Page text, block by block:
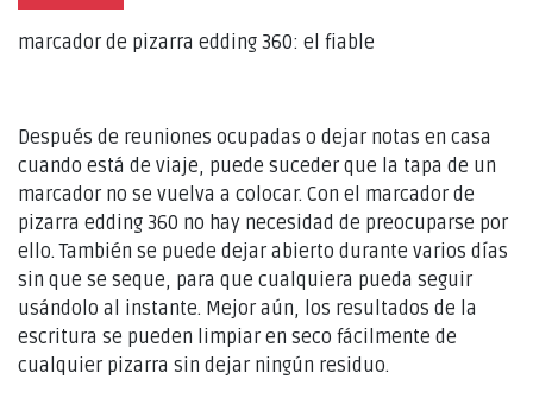
marcador de pizarra edding 360: el fiable
Después de reuniones ocupadas o dejar notas en casa
cuando está de viaje, puede suceder que la tapa de un
marcador no se vuelva a colocar. Con el marcador de
pizarra edding 360 no hay necesidad de preocuparse por
ello. También se puede dejar abierto durante varios días
sin que se seque, para que cualquiera pueda seguir
usándolo al instante. Mejor aún, los resultados de la
escritura se pueden limpiar en seco fácilmente de
cualquier pizarra sin dejar ningún residuo.